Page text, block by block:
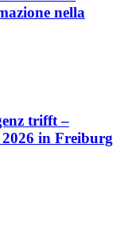
nella
trifft –
in Freiburg